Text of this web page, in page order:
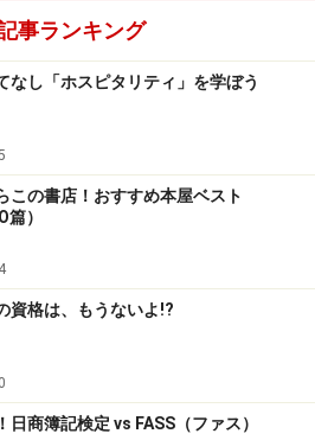
事ランキング
なし「ホスピタリティ」を学ぼう
この書店！おすすめ本屋ベスト
）
資格は、もうないよ!?
日商簿記検定 vs FASS（ファス）